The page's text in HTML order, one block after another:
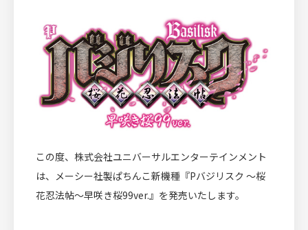
CULTURE
文化・芸術活動
この度、株式会社ユニバーサルエンターテインメント
は、メーシー社製ぱちんこ新機種『Pバジリスク ～桜
花忍法帖～早咲き桜99ver.』を発売いたします。